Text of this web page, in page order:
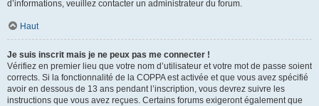
d’informations, veuillez contacter un administrateur du forum.
Haut
Je suis inscrit mais je ne peux pas me connecter !
Vérifiez en premier lieu que votre nom d’utilisateur et votre mot de passe soient
corrects. Si la fonctionnalité de la COPPA est activée et que vous avez spécifié
avoir en dessous de 13 ans pendant l’inscription, vous devrez suivre les
instructions que vous avez reçues. Certains forums exigeront également que